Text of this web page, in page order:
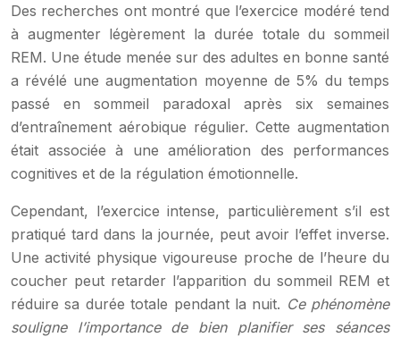
Des recherches ont montré que l’exercice modéré tend
à augmenter légèrement la durée totale du sommeil
REM. Une étude menée sur des adultes en bonne santé
a révélé une augmentation moyenne de 5% du temps
passé en sommeil paradoxal après six semaines
d’entraînement aérobique régulier. Cette augmentation
était associée à une amélioration des performances
cognitives et de la régulation émotionnelle.
Cependant, l’exercice intense, particulièrement s’il est
pratiqué tard dans la journée, peut avoir l’effet inverse.
Une activité physique vigoureuse proche de l’heure du
coucher peut retarder l’apparition du sommeil REM et
réduire sa durée totale pendant la nuit. Ce phénomène
souligne l’importance de bien planifier ses séances